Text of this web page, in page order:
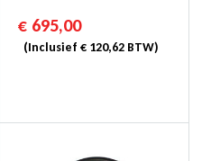
Audiosystem 4.2″
(SYNC3)
€ 695,00
(Inclusief € 120,62 BTW)